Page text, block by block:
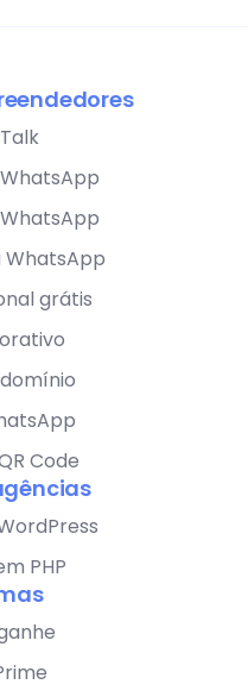
WhatsApp
grátis
Code
PHP